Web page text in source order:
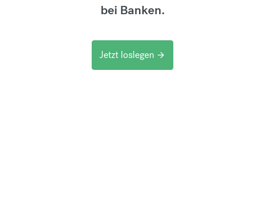
bei Banken.
Jetzt loslegen arrow_forward